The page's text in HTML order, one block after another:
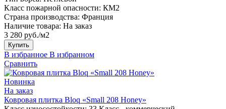
Класс пожарной опасности: КМ2
Страна производства: Франция
Наличие товара: На заказ
3 280 руб./м2
Купить
В избранное В избранном
Сравнить
Новинка
На заказ
Ковровая плитка Bloq «Small 208 Honey»